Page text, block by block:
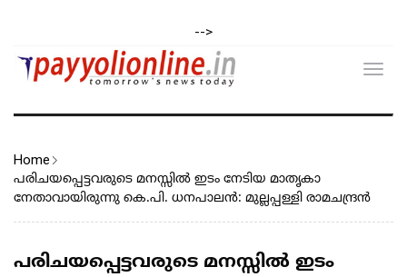
-->
Home
പരിചയപ്പെട്ടവരുടെ മനസ്സിൽ ഇടം നേടിയ മാതൃകാ
നേതാവായിരുന്നു കെ.പി. ധനപാലൻ: മുല്ലപ്പള്ളി രാമചന്ദ്രൻ
പരിചയപ്പെട്ടവരുടെ മനസ്സിൽ ഇടം